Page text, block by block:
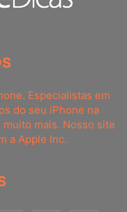
Especialistas em
do seu iPhone na
mais. Nosso site
a Apple Inc.